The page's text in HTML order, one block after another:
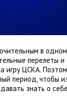
в
перелеты и
игру ЦСКА.
период, чтобы
знать о